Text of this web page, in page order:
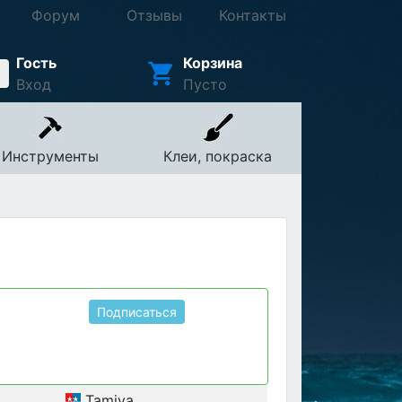
Форум Отзывы Контакты
Гость
Вход
Корзина
Пусто
Инструменты Клеи, покраска
Подписаться